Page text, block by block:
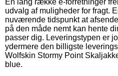
udvalg af muligheder for fragt.
nuværende tidspunkt at
på den måde nemt kan hente
passer dig. Leveringstypen er
ydermere den billigste
Wolfskin Stormy Point
blue.